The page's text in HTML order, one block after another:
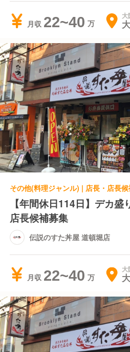
月収 22~40 大
【年間休日114日】デカ
店長候補募集
伝説のすた丼屋 道頓堀店
月収 22~40 大